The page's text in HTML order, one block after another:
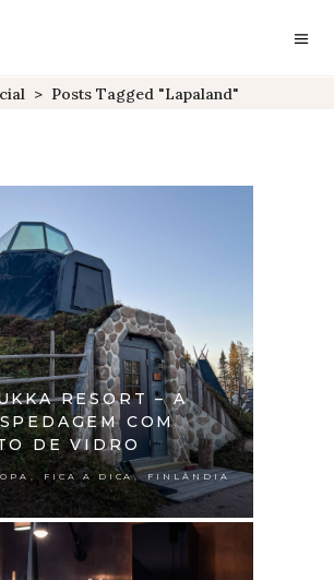
> Posts Tagged "lapaland"
RESORT – A
COM
DE VIDRO
FICA A DICA, FINLÂNDIA